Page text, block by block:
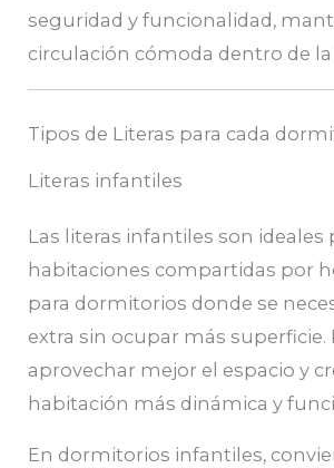
seguridad y funcionalidad,
circulación cómoda dentro de
Tipos de Literas para cada
Literas infantiles
Las literas infantiles son ideales
habitaciones compartidas por
para dormitorios donde se
extra sin ocupar más superficie.
aprovechar mejor el espacio y
habitación más dinámica y
En dormitorios infantiles,